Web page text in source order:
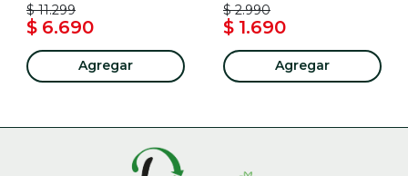
$ 11.299
$ 6.690
Agregar
$ 2.990
$ 1.690
Agregar